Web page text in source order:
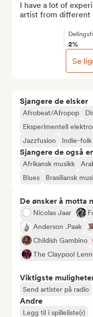
Sjangere de elsker
Afrobeat/Afropop
Eksperimentell
Jazzfusion
Indie-folk
Sjangere de også
Afrikansk musikk
Blues
Brasiliansk
De ønsker å motta
Nicolas Jaar
Anderson .Paak
Childish Gambino
The Claypool
Viktigste
Send artister på radio
Andre
Legg til i spilleliste(r)
I have a lot of
artist from different
2%
Se